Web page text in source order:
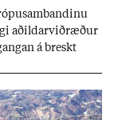
að­ild­ar­við­ræð­ur
á breskt